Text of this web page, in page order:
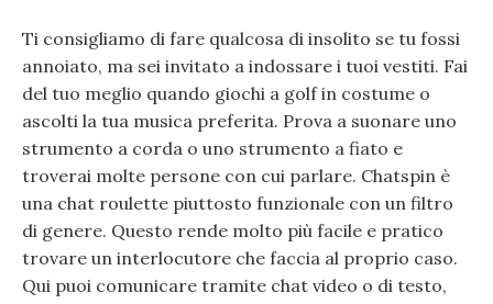
Ti consigliamo di fare qualcosa di insolito se tu fossi
annoiato, ma sei invitato a indossare i tuoi vestiti. Fai
del tuo meglio quando giochi a golf in costume o
ascolti la tua musica preferita. Prova a suonare uno
strumento a corda o uno strumento a fiato e
troverai molte persone con cui parlare. Chatspin è
una chat roulette piuttosto funzionale con un filtro
di genere. Questo rende molto più facile e pratico
trovare un interlocutore che faccia al proprio caso.
Qui puoi comunicare tramite chat video o di testo,